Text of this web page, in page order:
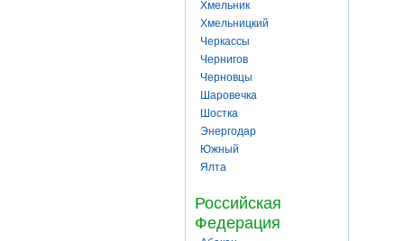
Хмельник
Хмельницкий
Черкассы
Чернигов
Черновцы
Шаровечка
Шостка
Энергодар
Южный
Ялта
Российская
Федерация